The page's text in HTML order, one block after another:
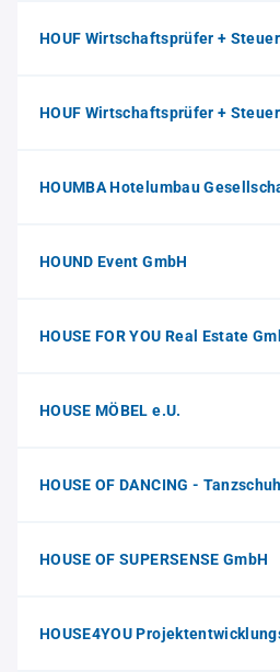
HOUF Wirtschaftsprüfer +
HOUF Wirtschaftsprüfer +
HOUMBA Hotelumbau
HOUND Event GmbH
HOUSE FOR YOU Real Estate
HOUSE MÖBEL e.U.
HOUSE OF DANCING -
HOUSE OF SUPERSENSE GmbH
HOUSE4YOU